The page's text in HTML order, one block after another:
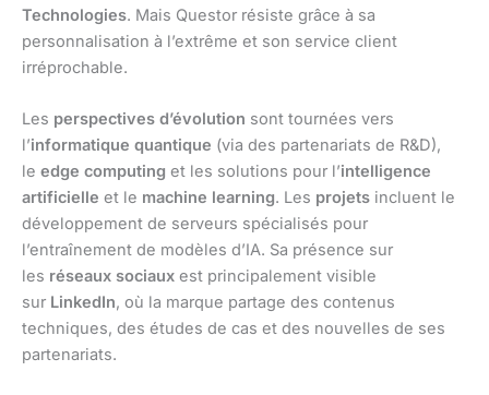
Technologies. Mais Questor résiste grâce à sa
personnalisation à l’extrême et son service client
irréprochable.
Les perspectives d’évolution sont tournées vers
l’informatique quantique (via des partenariats de R&D),
le edge computing et les solutions pour l’intelligence
artificielle et le machine learning. Les projets incluent le
développement de serveurs spécialisés pour
l’entraînement de modèles d’IA. Sa présence sur
les réseaux sociaux est principalement visible
sur LinkedIn, où la marque partage des contenus
techniques, des études de cas et des nouvelles de ses
partenariats.